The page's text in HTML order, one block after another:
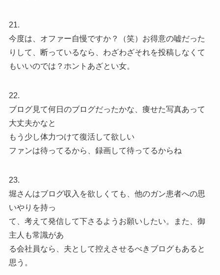
21.
今度は、オファー自慢ですか？（笑）お得意の嘘だった
りして、断っているなら、わざわざそれを投稿しなくて
もいいのでは？ホントあざとい女。
22.
ブログ見て何日のブログだったかな、痩せた写真あって
大丈夫かなと
もう少し体力つけて復活して欲しい
ファンは待ってるから、録画して待ってるからね
23.
堀さんはブログ収入を欲しくても、他のガン患者への思
いやりを持っ
て、考えて発信して下さるようお願いしたい。また、御
主人も常識があ
る会社員なら、夫として控えさせるべきブログもあると
思う。